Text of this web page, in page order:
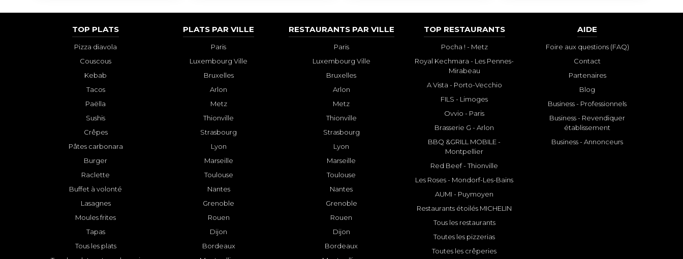
TOP PLATS
Pizza diavola
Couscous
Kebab
Tacos
Paëlla
Sushis
Crêpes
Pâtes carbonara
Burger
Raclette
Buffet à volonté
Lasagnes
Moules frites
Tapas
Tous les plats
PLATS PAR VILLE
Paris
Luxembourg Ville
Bruxelles
Arlon
Metz
Thionville
Strasbourg
Lyon
Marseille
Toulouse
Nantes
Grenoble
Rouen
Dijon
Bordeaux
RESTAURANTS PAR VILLE
Paris
Luxembourg Ville
Bruxelles
Arlon
Metz
Thionville
Strasbourg
Lyon
Marseille
Toulouse
Nantes
Grenoble
Rouen
Dijon
Bordeaux
TOP RESTAURANTS
Pocha ! - Metz
Royal Kechmara - Les Pennes-
Mirabeau
A Vista - Porto-Vecchio
FILS - Limoges
Ovvio - Paris
Brasserie G - Arlon
BBQ &GRILL MOBILE -
Montpellier
Red Beef - Thionville
Les Roses - Mondorf-Les-Bains
AUMI - Puymoyen
Restaurants étoilés MICHELIN
Tous les restaurants
Toutes les pizzerias
Toutes les crêperies
AIDE
Foire aux questions (FAQ)
Contact
Partenaires
Blog
Business - Professionnels
Business - Revendiquer
établissement
Business - Annonceurs